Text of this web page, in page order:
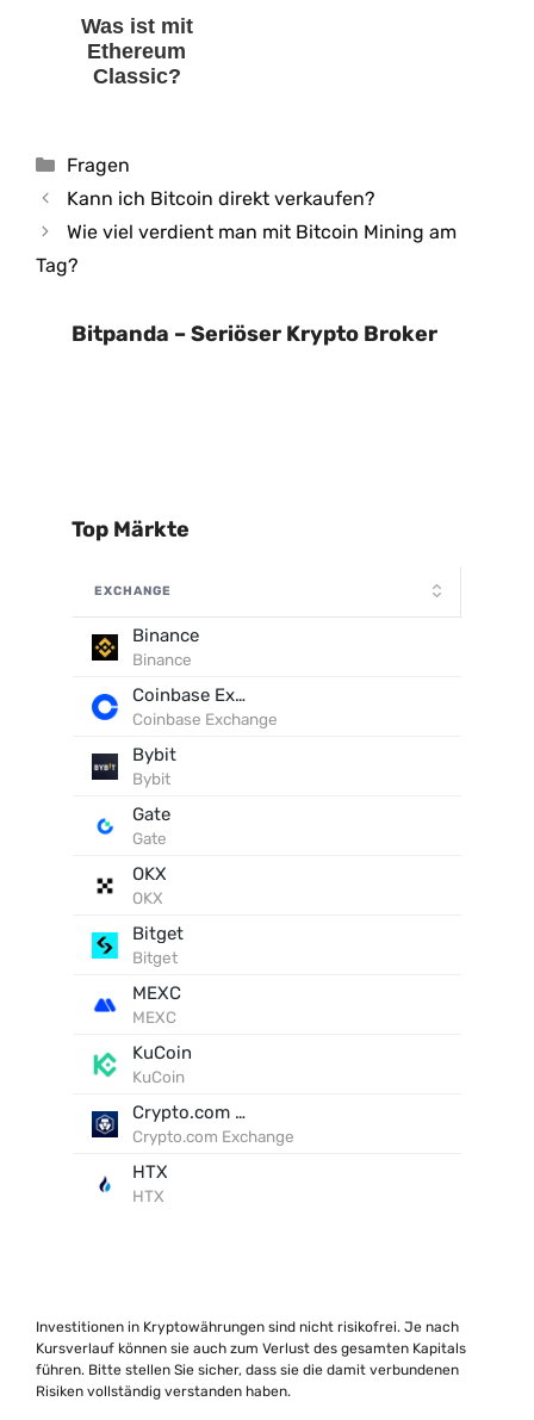
Was ist mit
Ethereum
Classic?
Kategorien
Fragen
Kann ich Bitcoin direkt verkaufen?
Wie viel verdient man mit Bitcoin Mining am
Tag?
Bitpanda – Seriöser Krypto Broker
Top Märkte
EXCHANGE
Binance
Binance
Coinbase Exchange
Coinbase Exchange
Bybit
Bybit
Gate
Gate
OKX
OKX
Bitget
Bitget
MEXC
MEXC
KuCoin
KuCoin
Crypto.com Exchange
Crypto.com Exchange
HTX
HTX
Investitionen in Kryptowährungen sind nicht risikofrei. Je nach
Kursverlauf können sie auch zum Verlust des gesamten Kapitals
führen. Bitte stellen Sie sicher, dass sie die damit verbundenen
Risiken vollständig verstanden haben.